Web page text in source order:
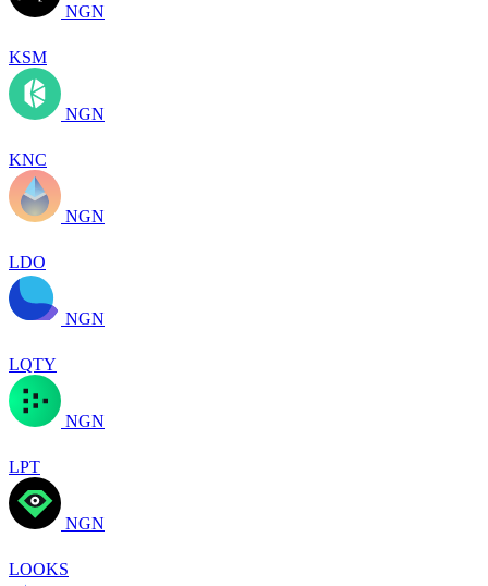
NGN
KSM
NGN
KNC
NGN
LDO
NGN
LQTY
NGN
LPT
NGN
LOOKS